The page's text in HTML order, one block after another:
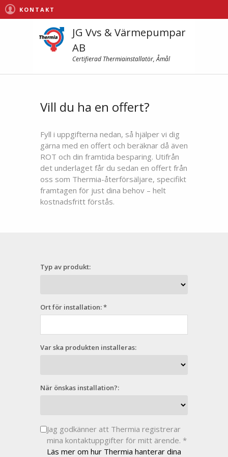
KONTAKT
JG Vvs & Värmepumpar
AB
Certifierad Thermiainstallatör, Åmål
Vill du ha en offert?
Fyll i uppgifterna nedan, så hjälper vi dig
gärna med en offert och beräknar då även
ROT och din framtida besparing. Utifrån
det underlaget får du sedan en offert från
oss som Thermia-återförsäljare, specifikt
framtagen för just dina behov – helt
kostnadsfritt förstås.
Typ av produkt:
Ort för installation: *
Var ska produkten installeras:
När önskas installation?:
Jag godkänner att Thermia registrerar
mina kontaktuppgifter för mitt ärende. *
Läs mer om hur Thermia hanterar dina